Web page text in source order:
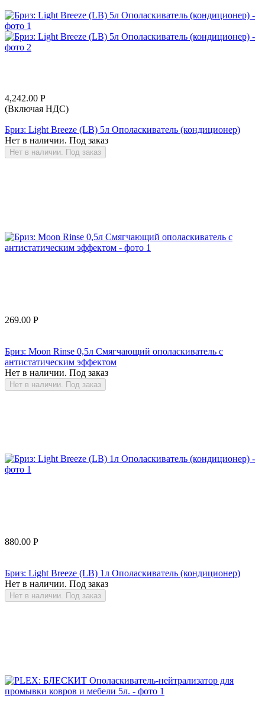
4,242.00 Р
(Включая НДС)
Бриз: Light Breeze (LB) 5л Ополаскиватель (кондиционер)
Нет в наличии. Под заказ
Нет в наличии. Под заказ
269.00 Р
Бриз: Moon Rinse 0,5л Смягчающий ополаскиватель с
антистатическим эффектом
Нет в наличии. Под заказ
Нет в наличии. Под заказ
880.00 Р
Бриз: Light Breeze (LB) 1л Ополаскиватель (кондиционер)
Нет в наличии. Под заказ
Нет в наличии. Под заказ